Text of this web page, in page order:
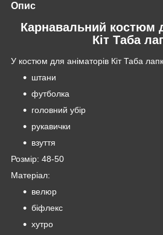
Опис
Карнавальний костюм
Кіт Таба
У костюм для аніматорів Кіт Таба
штани
футболка
головний убір
рукавички
взуття
Розмір: 48-50
Матеріал:
велюр
біфлекс
хутро